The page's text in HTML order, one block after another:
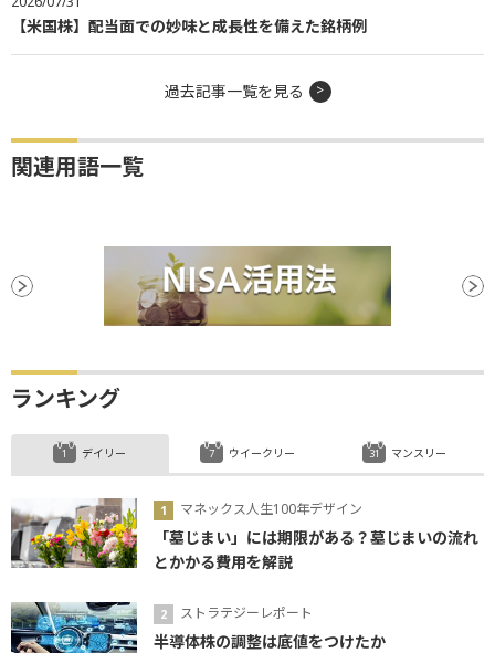
【米国株】配当面での妙味と成長性を備えた銘柄例
過去記事一覧を見る
関連用語一覧
ランキング
デイリー
マネックス人生100年デザイン
「墓じまい」には期限がある？墓じまいの流れ
とかかる費用を解説
ストラテジーレポート
半導体株の調整は底値をつけたか
ウイークリー マンスリー